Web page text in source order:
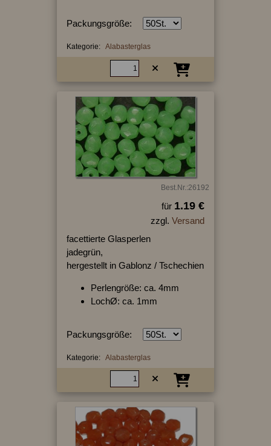
Packungsgröße:
Kategorie: Alabasterglas
Best.Nr.:26192
für 1.19 €
zzgl. Versand
facettierte Glasperlen
jadegrün,
hergestellt in Gablonz / Tschechien
Perlengröße: ca. 4mm
LochØ: ca. 1mm
Packungsgröße:
Kategorie: Alabasterglas